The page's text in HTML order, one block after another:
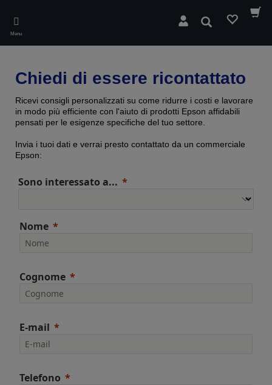
main
content
Menu
Cerca
Chiedi di essere ricontattato
Ricevi consigli personalizzati su come ridurre i costi e lavorare
in modo più efficiente con l'aiuto di prodotti Epson affidabili
pensati per le esigenze specifiche del tuo settore.
Invia i tuoi dati e verrai presto contattato da un commerciale
Epson:
Sono interessato a...
Nome
Cognome
E-mail
Telefono